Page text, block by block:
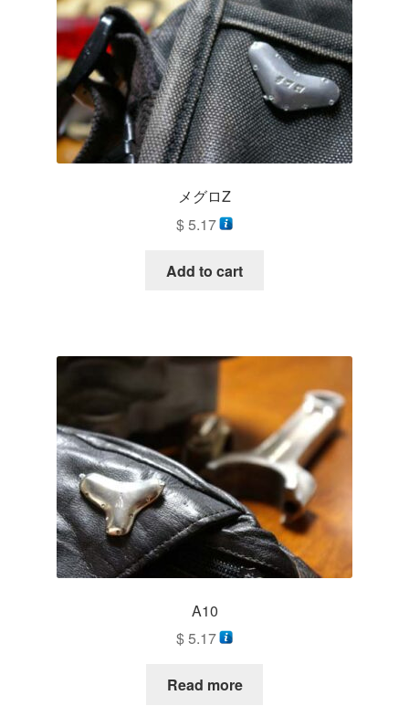
メグロZ
$5.17
Add to cart
A10
$5.17
Read more